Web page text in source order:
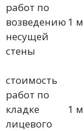
работ по
возведению
несущей
стены
1
стоимость
работ по
кладке
лицевого
1